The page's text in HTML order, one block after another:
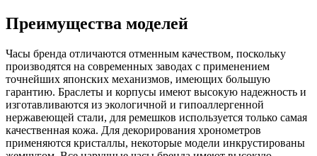
Преимущества моделей
Часы бренда отличаются отменным качеством, поскольку
производятся на современных заводах с применением
точнейших японских механизмов, имеющих большую
гарантию. Браслеты и корпусы имеют высокую надежность и
изготавливаются из экологичной и гипоаллергенной
нержавеющей стали, для ремешков используется только самая
качественная кожа. Для декорирования хронометров
применяются кристаллы, некоторые модели инкрустированы